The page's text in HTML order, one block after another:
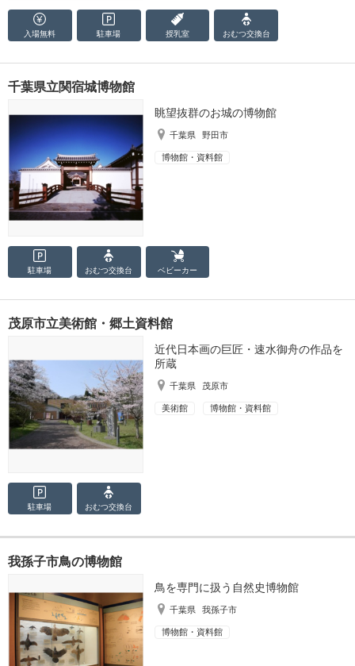
入場無料 駐車場 授乳室 おむつ交換台
千葉県立関宿城博物館
眺望抜群のお城の博物館
千葉県 野田市
博物館・資料館
駐車場 おむつ交換台 ベビーカー
茂原市立美術館・郷土資料館
近代日本画の巨匠・速水御舟の作品を
所蔵
千葉県 茂原市
美術館 博物館・資料館
駐車場 おむつ交換台
我孫子市鳥の博物館
鳥を専門に扱う自然史博物館
千葉県 我孫子市
博物館・資料館